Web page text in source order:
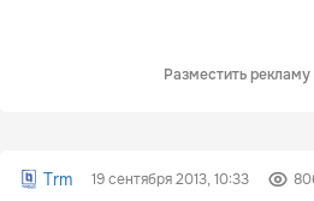
Разместить рекламу
Trm 19 сентября 2013, 10:33